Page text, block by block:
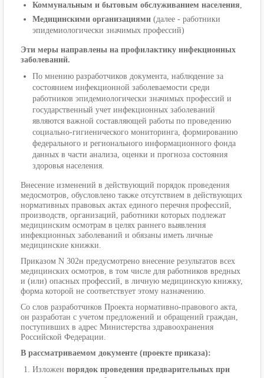
Коммунальным и бытовым обслуживанием населения,
Медицинскими организациями (далее - работники
эпидемиологически значимых профессий)
Эти меры направлены на профилактику инфекционных
заболеваний.
По мнению разработчиков документа, наблюдение за
состоянием инфекционной заболеваемости среди
работников эпидемиологически значимых профессий и
государственный учет инфекционных заболеваний
являются важной составляющей работы по проведению
социально-гигиенического мониторинга, формированию
федерального и регионального информационного фонда
данных в части анализа, оценки и прогноза состояния
здоровья населения.
Внесение изменений в действующий порядок проведения
медосмотров, обусловлено также отсутствием в действующих
нормативных правовых актах единого перечня профессий,
производств, организаций, работники которых подлежат
медицинским осмотрам в целях раннего выявления
инфекционных заболеваний и обязаны иметь личные
медицинские книжки.
Приказом N 302н предусмотрено внесение результатов всех
медицинских осмотров, в том числе для работников вредных
и (или) опасных профессий, в личную медицинскую книжку,
форма которой не соответствует этому назначению.
Со слов разработчиков Проекта нормативно-правового акта,
он разработан с учетом предложений и обращений граждан,
поступивших в адрес Министерства здравоохранения
Российской Федерации.
В рассматриваемом документе (проекте приказа):
Изложен порядок проведения предварительных при